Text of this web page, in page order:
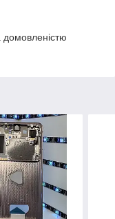
домовленістю